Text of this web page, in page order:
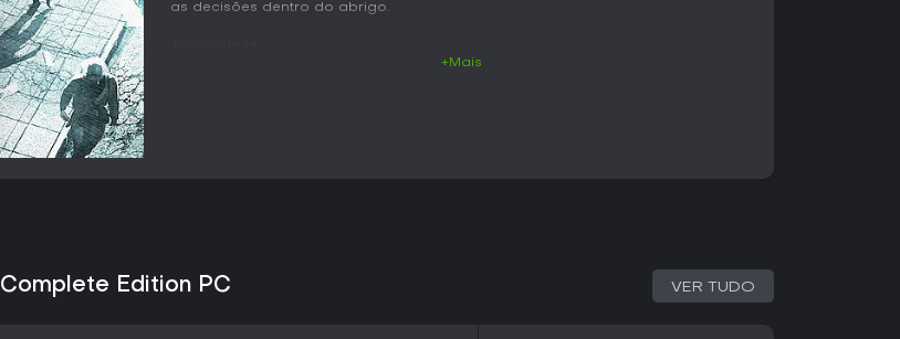
as decisões dentro do abrigo.
O bem-estar físico e mental forma o núcleo do sistema. Fome, cansaço,
+Mais
Edition PC VER TUDO